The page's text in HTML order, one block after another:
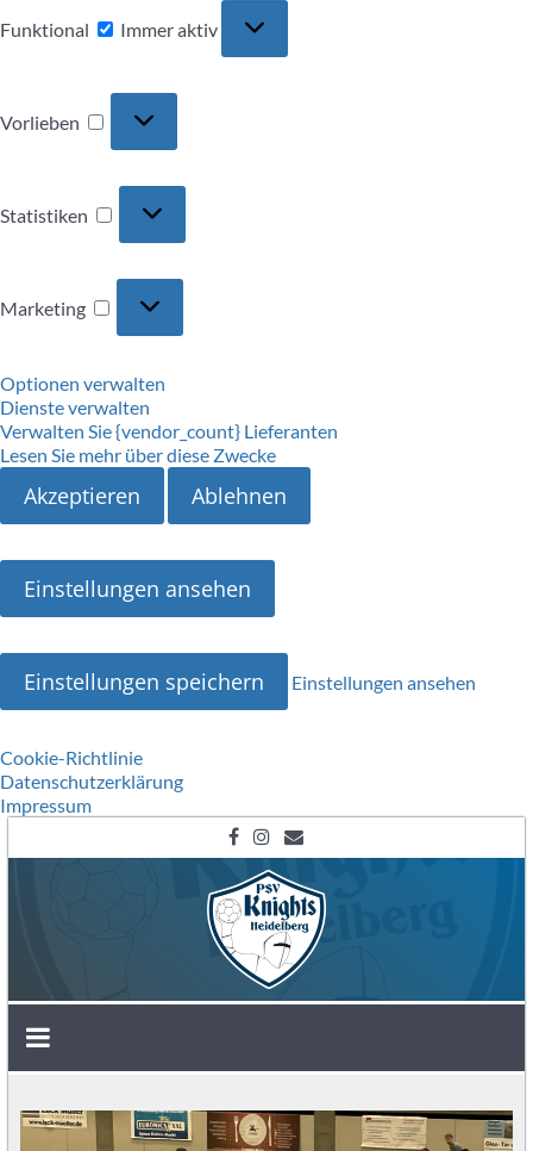
Funktional
Immer aktiv
Vorlieben
Vorlieben
Statistiken
Statistiken
Marketing
Marketing
Optionen verwalten
Dienste verwalten
Verwalten Sie {vendor_count} Lieferanten
Lesen Sie mehr über diese Zwecke
Akzeptieren Ablehnen
Einstellungen ansehen
Einstellungen speichern Einstellungen ansehen
Cookie-Richtlinie
Datenschutzerklärung
Impressum
SG
Heidelberg-